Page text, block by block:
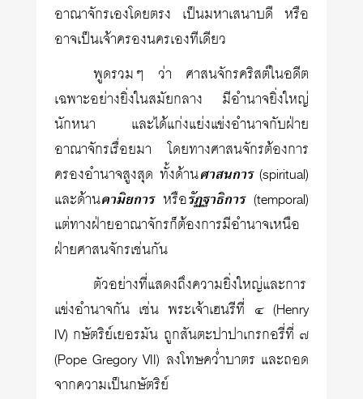
อาณาจักรเองโดยตรง เป็นมหาเสนาบดี หรือ
อาจเป็นเจ้าครองนครเองทีเดียว
พูดรวมๆ ว่า ศาสนจักรคริสต์ในอดีต
เฉพาะอย่างยิ่งในสมัยกลาง มีอำนาจยิ่งใหญ่
นักหนา และได้แก่งแย่งแข่งอำนาจกับฝ่าย
อาณาจักรเรื่อยมา โดยทางศาสนจักรต้องการ
ครองอำนาจสูงสุด ทั้งด้านศาสนการ(spiritual)
และด้านคามิยการหรือรัฏฐาธิการ(temporal)
แต่ทางฝ่ายอาณาจักรก็ต้องการมีอำนาจเหนือ
ฝ่ายศาสนจักรเช่นกัน
ตัวอย่างที่แสดงถึงความยิ่งใหญ่และการ
แข่งอำนาจกัน เช่น พระเจ้าเฮนรีที่ ๔ (Henry
IV) กษัตริย์เยอรมัน ถูกสันตะปาปาเกรกอรี่ที่ ๗
(Pope Gregory VII) ลงโทษคว่ำบาตร และถอด
จากความเป็นกษัตริย์